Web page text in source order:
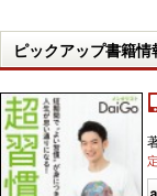
ピックアップ書籍情